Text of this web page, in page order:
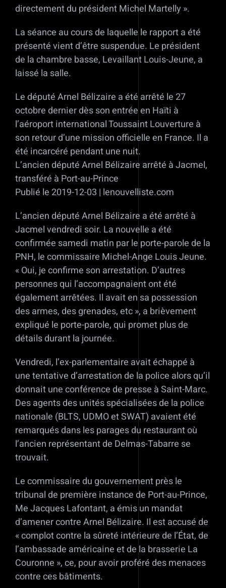
directement du président Michel Martelly ».
La séance au cours de laquelle le rapport a été
présenté vient d’être suspendue. Le président
de la chambre basse, Levaillant Louis-Jeune, a
laissé la salle.
Le député Arnel Bélizaire a été arrêté le 27
octobre dernier dès son entrée en Haïti à
l’aéroport international Toussaint Louverture à
son retour d’une mission officielle en France. Il a
été incarcéré pendant une nuit.
L’ancien député Arnel Bélizaire arrêté à Jacmel,
transféré à Port-au-Prince
Publié le 2019-12-03 | lenouvelliste.com
L’ancien député Arnel Bélizaire a été arrêté à
Jacmel vendredi soir. La nouvelle a été
confirmée samedi matin par le porte-parole de la
PNH, le commissaire Michel-Ange Louis Jeune.
« Oui, je confirme son arrestation. D’autres
personnes qui l’accompagnaient ont été
également arrêtées. Il avait en sa possession
des armes, des grenades, etc », a brièvement
expliqué le porte-parole, qui promet plus de
détails durant la journée.
Vendredi, l’ex-parlementaire avait échappé à
une tentative d’arrestation de la police alors qu’il
donnait une conférence de presse à Saint-Marc.
Des agents des unités spécialisées de la police
nationale (BLTS, UDMO et SWAT) avaient été
remarqués dans les parages du restaurant où
l’ancien représentant de Delmas-Tabarre se
trouvait.
Le commissaire du gouvernement près le
tribunal de première instance de Port-au-Prince,
Me Jacques Lafontant, a émis un mandat
d’amener contre Arnel Bélizaire. Il est accusé de
« complot contre la sûreté intérieure de l’État, de
l’ambassade américaine et de la brasserie La
Couronne », ce, pour avoir proféré des menaces
contre ces bâtiments.